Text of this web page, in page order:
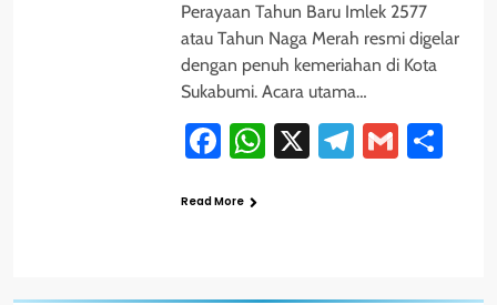
Perayaan Tahun Baru Imlek 2577
atau Tahun Naga Merah resmi digelar
dengan penuh kemeriahan di Kota
Sukabumi. Acara utama…
Facebook
WhatsApp
X Telegram
Gmail
Read More